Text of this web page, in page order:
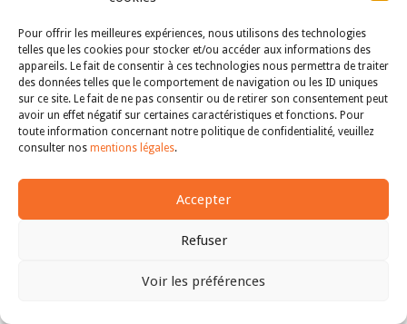
Pour offrir les meilleures expériences, nous utilisons des technologies
telles que les cookies pour stocker et/ou accéder aux informations des
appareils. Le fait de consentir à ces technologies nous permettra de traiter
des données telles que le comportement de navigation ou les ID uniques
sur ce site. Le fait de ne pas consentir ou de retirer son consentement peut
avoir un effet négatif sur certaines caractéristiques et fonctions. Pour
toute information concernant notre politique de confidentialité, veuillez
consulter nos mentions légales.
Accepter
Refuser
Voir les préférences
instances relatives à des sanctions prononcées par l’agence
à la suite de poursuites engagées par une fédération
sportive dans les conditions énoncées au paragraphe 8».
[17]Sur les 35 décisions de non-conformité totale ou
partielle avec une abrogation immédiate, seules 9 ne
garantissent pas un effet utile.
[18]2021-911/919 QPC ; 2020-898 QPC ; 2020-884 QPC ;
QPC ; 2018-764 QPC
[19]
Décision n° 2010-108 QPC du 25 mars 2011,
Parfois, le Conseil constitutionnel a également